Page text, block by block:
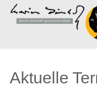
Marion-Dönhoff-
Aktuelle Termine -
Aktuelle